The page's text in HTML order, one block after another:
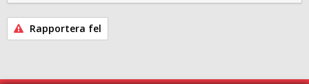
Rapportera fel